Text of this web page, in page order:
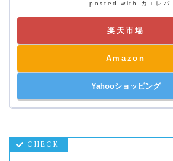
posted with カエレバ
楽天市場
Amazon
Yahooショッピング